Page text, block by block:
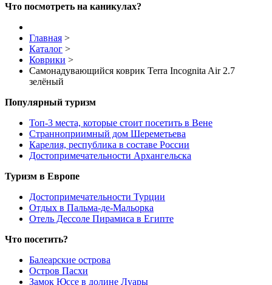
Что посмотреть на каникулах?
Главная >
Каталог >
Коврики >
Самонадувающийся коврик Terra Incognita Air 2.7
зелёный
Популярный туризм
Топ-3 места, которые стоит посетить в Вене
Странноприимный дом Шереметьева
Карелия, республика в составе России
Достопримечательности Архангельска
Туризм в Европе
Достопримечательности Турции
Отдых в Пальма-де-Мальорка
Отель Дессоле Пирамиса в Египте
Что посетить?
Балеарские острова
Остров Пасхи
Замок Юссе в долине Луары